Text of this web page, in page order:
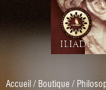
Accueil / Boutique /